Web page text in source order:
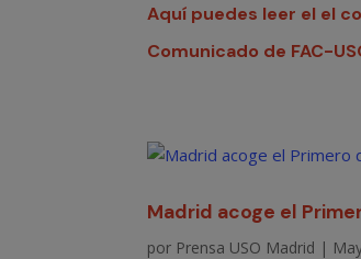
Aquí puedes leer el el
Comunicado de FAC-
Madrid acoge el
por Prensa USO Madrid |